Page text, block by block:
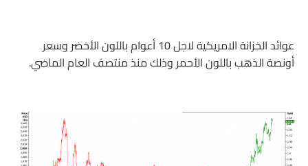
عوائد الخزانة الامريكية لاجل 10 أعوام باللون الأخضر وسعر
أونصة الذهب باللون الأحمر وذلك منذ منتصف العام الماضي.